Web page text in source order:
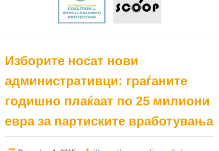
Изборите носат нови
административци: граѓаните
годишно плаќаат по 25 милиони
евра за партиските вработувања